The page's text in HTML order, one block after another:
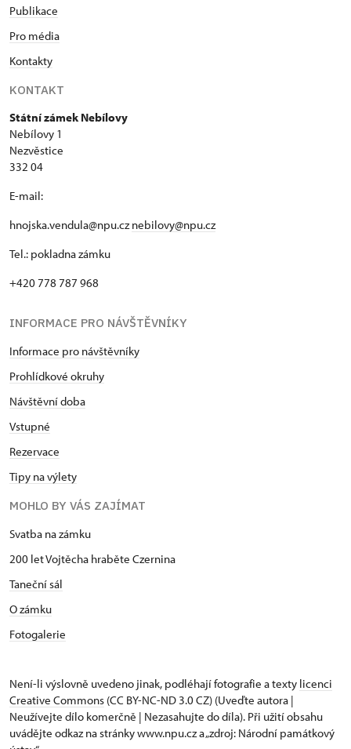
Publikace
Pro média
Kontakty
KONTAKT
Státní zámek Nebílovy
Nebílovy 1
Nezvěstice
332 04
E-mail:
hnojska.vendula@npu.cznebilovy@npu.cz
Tel.: pokladna zámku
+420 778 787 968
INFORMACE PRO NÁVŠTĚVNÍKY
Informace pro návštěvníky
Prohlídkové okruhy
Návštěvní doba
Vstupné
Rezervace
Tipy na výlety
MOHLO BY VÁS ZAJÍMAT
Svatba na zámku
200 let Vojtěcha hraběte Czernina
Taneční sál
O zámku
Fotogalerie
Není-li výslovně uvedeno jinak, podléhají fotografie a texty licenci
Creative Commons (CC BY-NC-ND 3.0 CZ) (Uveďte autora |
Neužívejte dílo komerčně | Nezasahujte do díla). Při užití obsahu
uvádějte odkaz na stránky www.npu.cz a „zdroj: Národní památkový